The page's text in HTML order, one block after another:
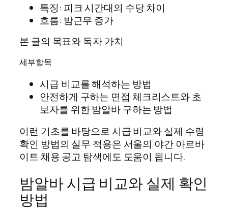
특징: 피크 시간대의 수당 차이
흐름: 밤근무 증가
본 글의 목표와 독자 가치
세부항목
시급 비교를 해석하는 방법
안전하게 구하는 면접 체크리스트와 초
보자를 위한 밤알바 구하는 방법
이런 기초를 바탕으로 시급 비교와 실제 수령
확인 방법의 실무 적용은 서울의 야간 아르바
이트 채용 공고 탐색에도 도움이 됩니다.
밤알바 시급 비교와 실제 확인
방법